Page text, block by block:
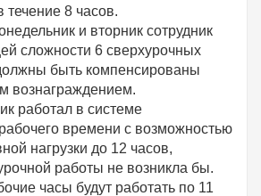
течение 8 часов.
и вторник сотрудник
сложности 6 сверхурочных
быть компенсированы
вознаграждением.
работал в системе
времени с возможностью
нагрузки до 12 часов,
работы не возникла бы.
часы будут работать по 11